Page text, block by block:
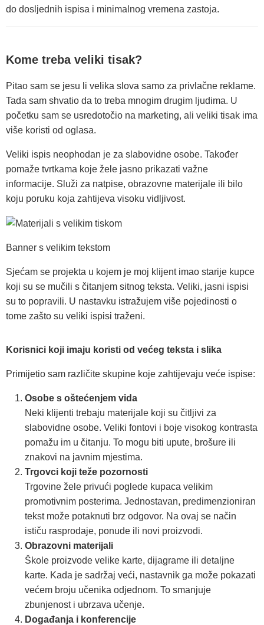
do dosljednih ispisa i minimalnog vremena zastoja.
Kome treba veliki tisak?
Pitao sam se jesu li velika slova samo za privlačne reklame.
Tada sam shvatio da to treba mnogim drugim ljudima. U
početku sam se usredotočio na marketing, ali veliki tisak ima
više koristi od oglasa.
Veliki ispis neophodan je za slabovidne osobe. Također
pomaže tvrtkama koje žele jasno prikazati važne
informacije. Služi za natpise, obrazovne materijale ili bilo
koju poruku koja zahtijeva visoku vidljivost.
Banner s velikim tekstom
Sjećam se projekta u kojem je moj klijent imao starije kupce
koji su se mučili s čitanjem sitnog teksta. Veliki, jasni ispisi
su to popravili. U nastavku istražujem više pojedinosti o
tome zašto su veliki ispisi traženi.
Korisnici koji imaju koristi od većeg teksta i slika
Primijetio sam različite skupine koje zahtijevaju veće ispise:
Osobe s oštećenjem vida
Neki klijenti trebaju materijale koji su čitljivi za
slabovidne osobe. Veliki fontovi i boje visokog kontrasta
pomažu im u čitanju. To mogu biti upute, brošure ili
znakovi na javnim mjestima.
Trgovci koji teže pozornosti
Trgovine žele privući poglede kupaca velikim
promotivnim posterima. Jednostavan, predimenzioniran
tekst može potaknuti brz odgovor. Na ovaj se način
ističu rasprodaje, ponude ili novi proizvodi.
Obrazovni materijali
Škole proizvode velike karte, dijagrame ili detaljne
karte. Kada je sadržaj veći, nastavnik ga može pokazati
većem broju učenika odjednom. To smanjuje
zbunjenost i ubrzava učenje.
Događanja i konferencije